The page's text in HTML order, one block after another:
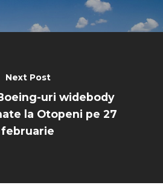
Next Post
uri widebody
la Otopeni pe 27
februarie